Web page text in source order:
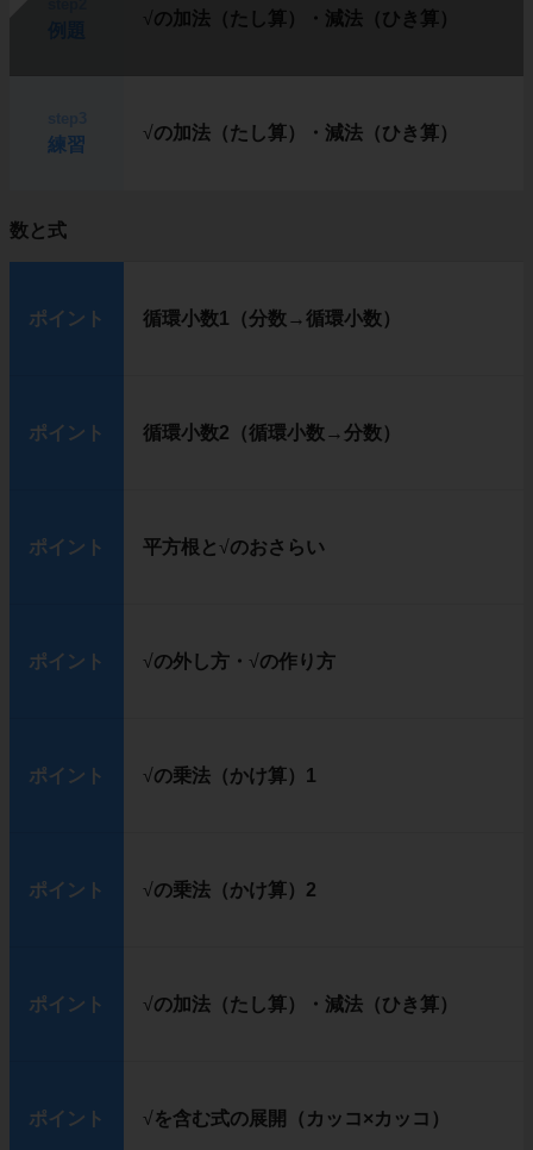
√の加法（たし算）・減法（ひき算）
練習
√の加法（たし算）・減法（ひき算）
数と式
ポイント 循環小数1（分数→循環小数）
ポイント 循環小数2（循環小数→分数）
ポイント 平方根と√のおさらい
ポイント √の外し方・ √の作り方
ポイント √の乗法（かけ算）1
ポイント √の乗法（かけ算）2
ポイント √の加法（たし算）・減法（ひき算）
ポイント √を含む式の展開（カッコ×カッコ）